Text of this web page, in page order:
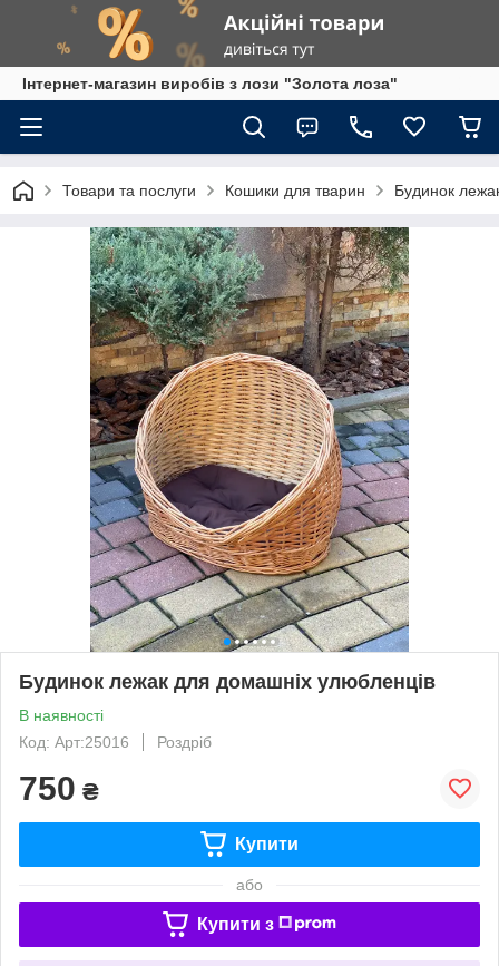
Інтернет-магазин виробів з лози "Золота лоза"
Товари та послуги Кошики для тварин Будинок
Будинок лежак для домашніх улюбленців
В наявності
Код: Арт:25016
Роздріб
750 ₴
Купити
або
Купити з